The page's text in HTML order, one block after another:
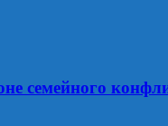
семейного